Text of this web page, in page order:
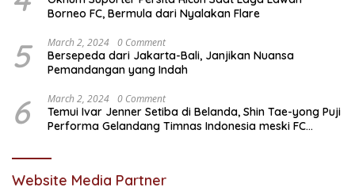
Borneo FC, Bermula dari Nyalakan Flare
5 March 2, 2024 0 Comment
Bersepeda dari Jakarta-Bali, Janjikan Nuansa
Pemandangan yang Indah
6 March 2, 2024 0 Comment
Temui Ivar Jenner Setiba di Belanda, Shin Tae-yong Puji
Performa Gelandang Timnas Indonesia meski FC
Website Media Partner